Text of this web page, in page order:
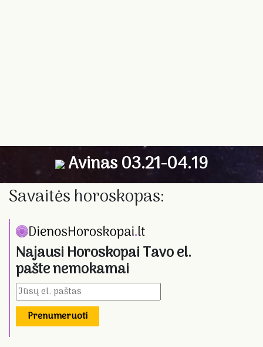
Avinas 03.21-04.19
Savaitės horoskopas:
Najausi Horoskopai Tavo el.
pašte nemokamai
Prenumeruoti